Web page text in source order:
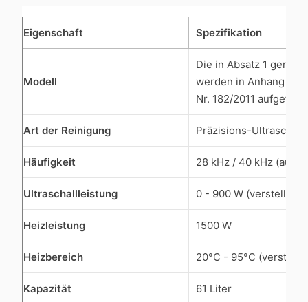
Eigenschaft Spezifikation
Modell
Die in Absatz 1
werden in Anhang I
Nr. 182/2011
Art der Reinigung Präzisions-
Häufigkeit 28 kHz / 40 kHz
Ultraschallleistung 0 - 900 W (verstellbar)
Heizleistung 1500 W
Heizbereich 20°C - 95°C
Kapazität 61 Liter